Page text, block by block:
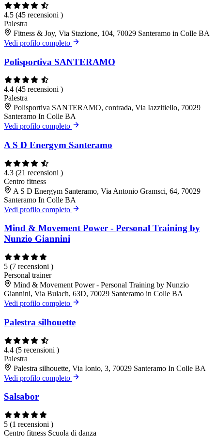
4.5 (45 recensioni )
Palestra
Fitness & Joy, Via Stazione, 104, 70029 Santeramo in Colle BA
Vedi profilo completo
Polisportiva SANTERAMO
4.4 (45 recensioni )
Palestra
Polisportiva SANTERAMO, contrada, Via Iazzitiello, 70029
Santeramo In Colle BA
Vedi profilo completo
A S D Energym Santeramo
4.3 (21 recensioni )
Centro fitness
A S D Energym Santeramo, Via Antonio Gramsci, 64, 70029
Santeramo In Colle BA
Vedi profilo completo
Mind & Movement Power - Personal Training by
Nunzio Giannini
5 (7 recensioni )
Personal trainer
Mind & Movement Power - Personal Training by Nunzio
Giannini, Via Bulach, 63D, 70029 Santeramo in Colle BA
Vedi profilo completo
Palestra silhouette
4.4 (5 recensioni )
Palestra
Palestra silhouette, Via Ionio, 3, 70029 Santeramo In Colle BA
Vedi profilo completo
Salsabor
5 (1 recensioni )
Centro fitness Scuola di danza